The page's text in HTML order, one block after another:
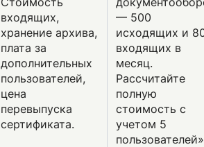
входящих,
хранение архива,
плата за
дополнительных
пользователей,
цена
перевыпуска
сертификата.
— 500
исходящих и
входящих в
месяц.
Рассчитайте
полную
стоимость с
учетом 5